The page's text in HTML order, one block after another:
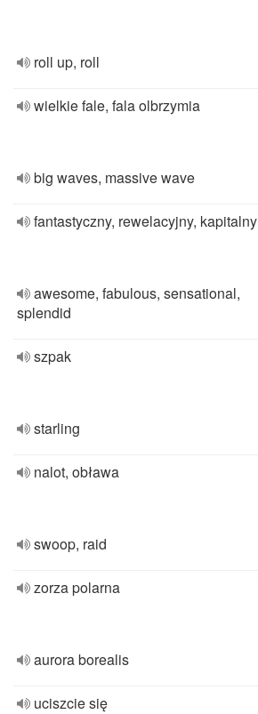
roll up, roll
wielkie fale, fala olbrzymia
big waves, massive wave
fantastyczny, rewelacyjny, kapitalny
awesome, fabulous, sensational,
splendid
szpak
starling
nalot, obława
swoop, raid
zorza polarna
aurora borealis
uciszcie się